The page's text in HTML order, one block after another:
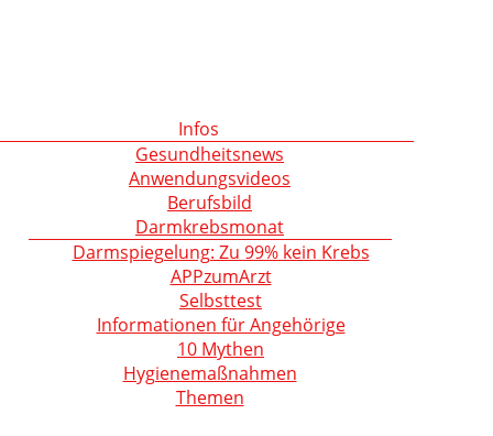
Infos
Gesundheitsnews
Anwendungsvideos
Berufsbild
Darmkrebsmonat
Darmspiegelung: Zu 99% kein Krebs
APPzumArzt
Selbsttest
Informationen für Angehörige
10 Mythen
Hygienemaßnahmen
Themen